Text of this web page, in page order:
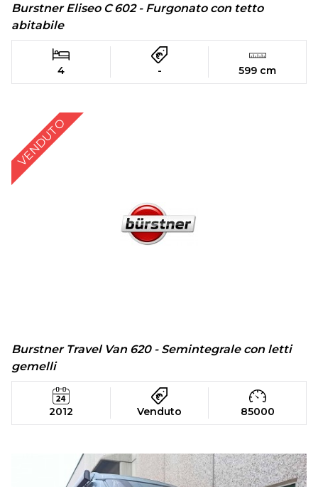
Burstner Eliseo C 602 - Furgonato con tetto
abitabile
4 - 599 cm
VENDUTO
Burstner Travel Van 620 - Semintegrale con letti
gemelli
2012 Venduto 85000